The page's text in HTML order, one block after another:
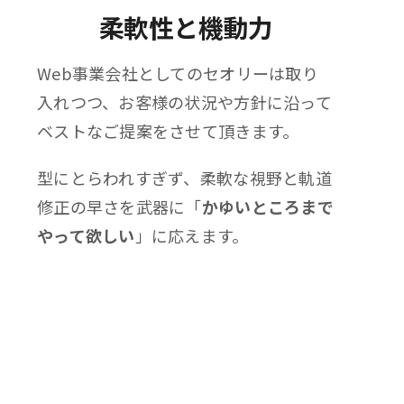
柔軟性と機動力
Web事業会社としてのセオリーは取り
入れつつ、お客様の状況や方針に沿って
ベストなご提案をさせて頂きます。
型にとらわれすぎず、柔軟な視野と軌道
修正の早さを武器に「かゆいところまで
やって欲しい 」に応えます。